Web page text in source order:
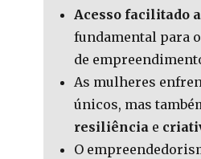
Acesso facilitado
fundamental para
de
As mulheres
únicos, mas
resiliência e
O